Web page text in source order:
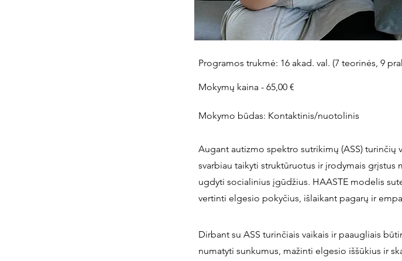
Programos trukmė: 16 akad. val. (7 teorinės, 9
Mokymų kaina - 65,00 €
Mokymo būdas: Kontaktinis/nuotolinis
Augant autizmo spektro sutrikimų (ASS) turinčių
svarbiau taikyti struktūruotus ir įrodymais
ugdyti socialinius įgūdžius. HAASTE modelis
vertinti elgesio pokyčius, išlaikant pagarų ir
Dirbant su ASS turinčiais vaikais ir paaugliais
numatyti sunkumus, mažinti elgesio iššūkius ir